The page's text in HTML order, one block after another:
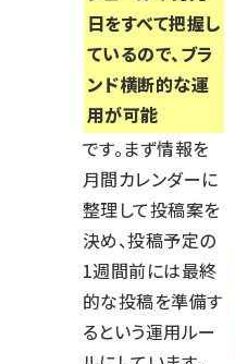
日をすべて把握し
ているので、ブラ
ンド横断的な運
用が可能
です。まず情報を
月間カレンダーに
整理して投稿案を
決め、投稿予定の
1週間前には最終
的な投稿を準備す
るという運用ルー